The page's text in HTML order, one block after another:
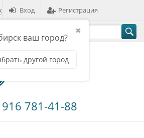
✖
ваш город?
другой город
Вход Регистрация
781-41-88